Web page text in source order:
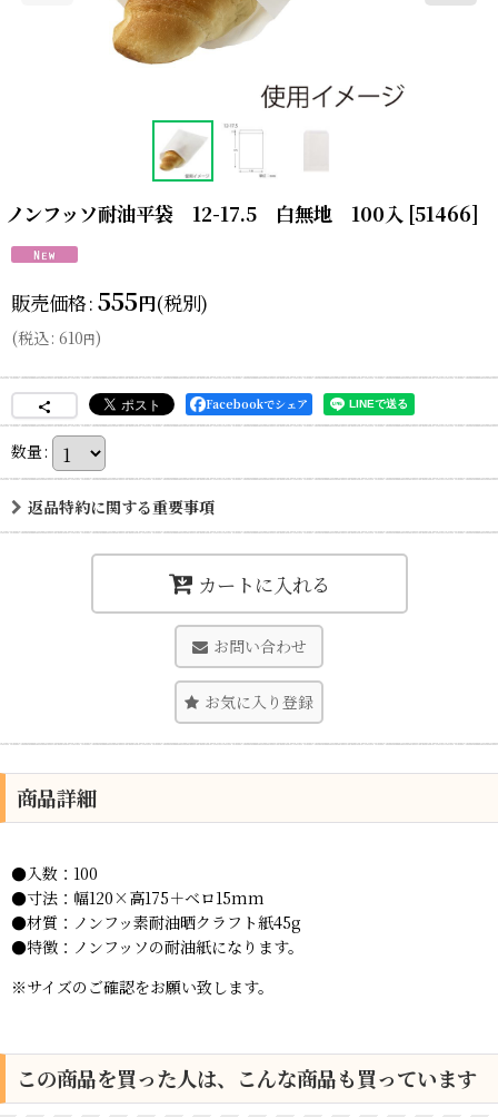
ノンフッソ耐油平袋 12-17.5 白無地 100入 [51466]
販売価格: 555円(税別)
(税込: 610円)
Facebookでシェア
数量:
返品特約に関する重要事項
カートに入れる
お問い合わせ
お気に入り登録
商品詳細
●入数：100
●寸法： 幅120×高175＋ベロ15mm
●材質： ノンフッ素耐油晒クラフト紙45g
●特徴：ノンフッソの耐油紙になります。
※サイズのご確認をお願い致します。
この商品を買った人は、こんな商品も買っています